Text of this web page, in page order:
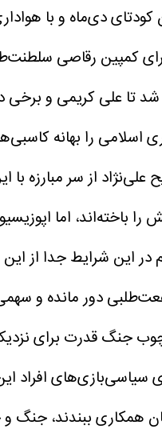
دی‌ماه و با
رقاصی
تا علی کریمی و برخی
اسلامی را بهانه
از سر مبارزه با
اما
این شرایط جدا از
دور مانده و
جنگ قدرت برای
سیاسی‌بازی‌های
همکاری ببندند،